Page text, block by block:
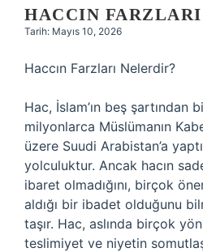
Hakkımızda
HACCIN
Tarih: Mayıs 10, 2026
Haccın Farzları Nelerdir?
Hac, İslam’ın beş şartından
milyonlarca Müslümanın
üzere Suudi Arabistan’a
yolculuktur. Ancak hacın
ibaret olmadığını, birçok
aldığı bir ibadet olduğunu
taşır. Hac, aslında birçok
teslimiyet ve niyetin